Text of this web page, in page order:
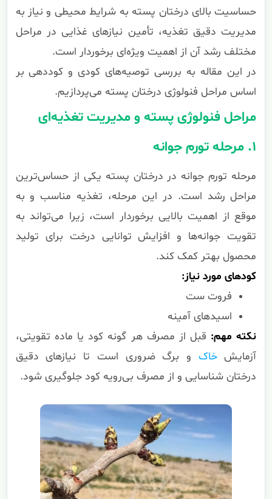
حساسیت بالای درختان پسته به شرایط محیطی و نیاز به
مدیریت دقیق تغذیه، تأمین نیازهای غذایی در مراحل
مختلف رشد آن از اهمیت ویژه‌ای برخوردار است.
در این مقاله به بررسی توصیه‌های کودی و کوددهی بر
اساس مراحل فنولوژی درختان پسته می‌پردازیم.
مراحل فنولوژی پسته و مدیریت تغذیه‌ای
۱. مرحله تورم جوانه
مرحله تورم جوانه در درختان پسته یکی از حساس‌ترین
مراحل رشد است. در این مرحله، تغذیه مناسب و به
موقع از اهمیت بالایی برخوردار است، زیرا می‌تواند به
تقویت جوانه‌ها و افزایش توانایی درخت برای تولید
محصول بهتر کمک کند.
کودهای مورد نیاز:
فروت ست
اسیدهای آمینه
نکته مهم: قبل از مصرف هر گونه کود یا ماده تقویتی،
آزمایشخاک و برگ ضروری است تا نیازهای دقیق
درختان شناسایی و از مصرف بی‌رویه کود جلوگیری شود.